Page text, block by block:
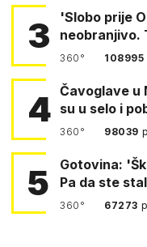
3
'Slobo prije
neobranjivo.
360° 108995
4 Čavoglave u
su u selo i
360° 98039
5
Gotovina:
Pa da ste
360° 67273